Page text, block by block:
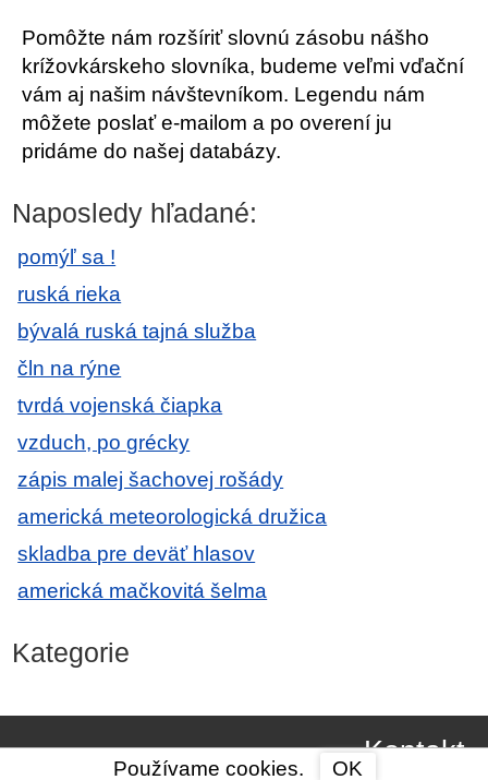
Pomôžte nám rozšíriť slovnú zásobu nášho
krížovkárskeho slovníka, budeme veľmi vďační
vám aj našim návštevníkom. Legendu nám
môžete poslať e-mailom a po overení ju
pridáme do našej databázy.
Naposledy hľadané:
pomýľ sa !
ruská rieka
bývalá ruská tajná služba
čln na rýne
tvrdá vojenská čiapka
vzduch, po grécky
zápis malej šachovej rošády
americká meteorologická družica
skladba pre deväť hlasov
americká mačkovitá šelma
Kategorie
Kontakt
Používame cookies. OK